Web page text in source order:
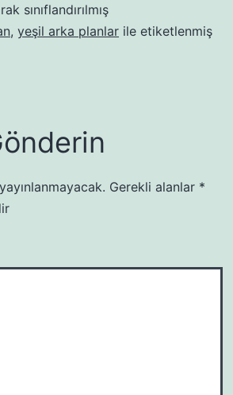
sınıflandırılmış
, yeşil arka planlar ile etiketlenmiş
Gerekli alanlar *